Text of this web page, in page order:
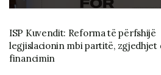
ISP Kuvendit: Reforma të përfshijë
legjislacionin mbi partitë, zgjedhjet
financimin